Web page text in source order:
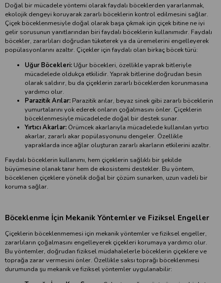
Doğal bir mücadele yöntemi olarak faydalı böceklerden yararlanmak,
ekolojik dengeyi koruyarak zararlı böceklerin kontrol edilmesini sağlar.
Çiçek böceklenmesiyle doğal olarak başa çıkmak için çiçek bitine ne iyi
gelir sorusunun yanıtlarından biri faydalı böceklerin kullanımıdır. Faydalı
böcekler, zararlıları doğrudan tüketerek ya da üremelerini engelleyerek
popülasyonlarını azaltır. Çiçekler için faydalı olan birkaç böcek türü:
Uğur Böcekleri: Uğur böcekleri, özellikle yaprak bitleriyle
mücadelede oldukça etkilidir. Yaprak bitlerine doğrudan besin
olarak saldırır, bu da çiçeklerin zararlı böceklerden korunmasına
yardımcı olur.
Parazitik Arılar: Parazitik arılar, beyaz sinek gibi zararlı böceklerin
yumurtalarını yok ederek onların çoğalmasını önler. Çiçeklerin
böceklenmesiyle mücadelede doğal bir destek sunar.
Yırtıcı Akarlar: Örümcek akarlarıyla mücadelede kullanılan yırtıcı
akarlar, zararlı akar popülasyonunu dengeler. Özellikle
yapraklarda ince ağlar oluşturan zararlı akarların etkilerini azaltır.
Faydalı böceklerin kullanımı, hem çiçeklerin sağlıklı bir şekilde
büyümesine olanak tanır hem de ekosistemi destekler. Bu yöntem,
böceklenen çiçeklere yönelik doğal bir çözüm sunarken, uzun vadeli bir
koruma sağlar.
Böceklenme İçin Mekanik Yöntemler ve Fiziksel Engeller
Çiçeklerin böceklenmemesi için mekanik yöntemler ve fiziksel engeller,
zararlıların çoğalmasını engelleyerek çiçekleri korumaya yardımcı olur.
Bu yöntemler, doğrudan fiziksel müdahalelerle böceklerin çiçeklere ve
toprağa zarar vermesini önler. Özellikle saksı toprağı böceklenmesi
durumunda şu mekanik ve fiziksel yöntemler uygulanabilir: